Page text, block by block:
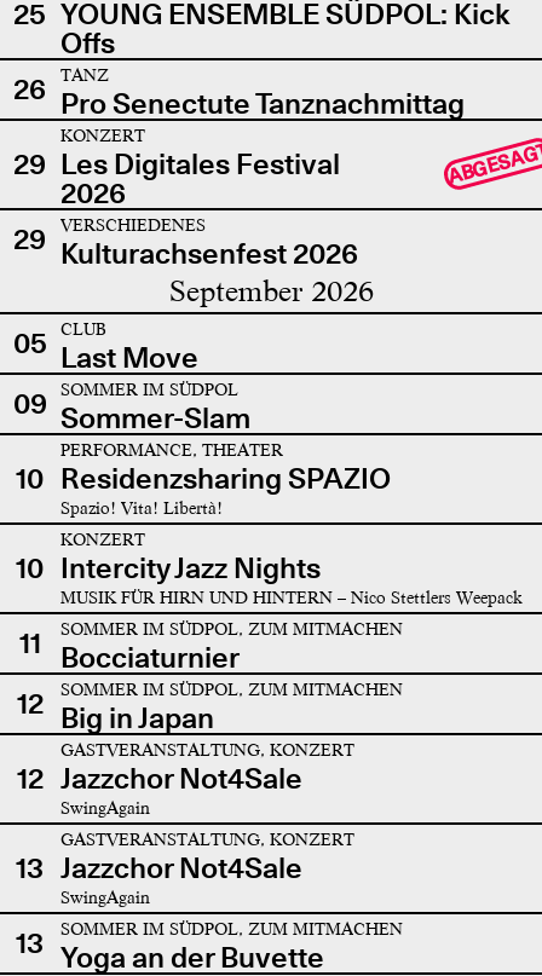
25 YOUNG ENSEMBLE SÜDPOL: Kick
Offs
26
TANZ
Pro Senectute Tanznachmittag
29
KONZERT
Les Digitales Festival
2026
29 VERSCHIEDENES
Kulturachsenfest 2026
September 2026
05 CLUB
Last Move
09
SOMMER IM SÜDPOL
Sommer-Slam
10
PERFORMANCE, THEATER
Residenzsharing SPAZIO
Spazio! Vita! Libertà!
10
KONZERT
Intercity Jazz Nights
MUSIK FÜR HIRN UND HINTERN – Nico Stettlers Weepack
11 SOMMER IM SÜDPOL, ZUM MITMACHEN
Bocciaturnier
12
SOMMER IM SÜDPOL, ZUM MITMACHEN
Big in Japan
12
GASTVERANSTALTUNG, KONZERT
Jazzchor Not4Sale
SwingAgain
13
GASTVERANSTALTUNG, KONZERT
Jazzchor Not4Sale
SwingAgain
13 SOMMER IM SÜDPOL, ZUM MITMACHEN
Yoga an der Buvette